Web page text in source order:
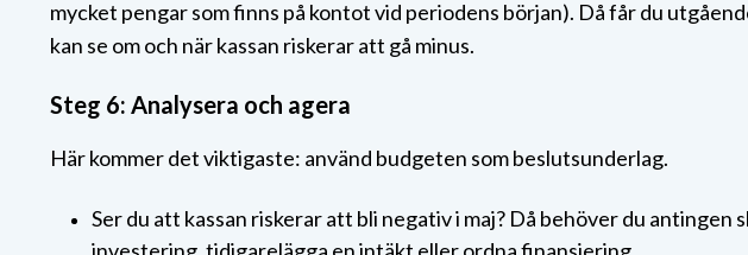
mycket pengar som finns på kontot vid periodens början). Då får du
kan se om och när kassan riskerar att gå minus.
Steg 6: Analysera och agera
Här kommer det viktigaste: använd budgeten som beslutsunderlag.
Ser du att kassan riskerar att bli negativ i maj? Då behöver du antingen
investering, tidigarelägga en intäkt eller ordna finansiering.